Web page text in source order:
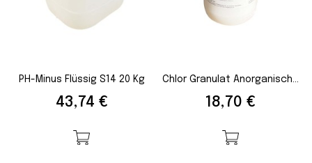
PH-Minus Flüssig S14 20 Kg
Preis
43,74 €
Chlor Granulat Anorganisch...
Preis
18,70 €